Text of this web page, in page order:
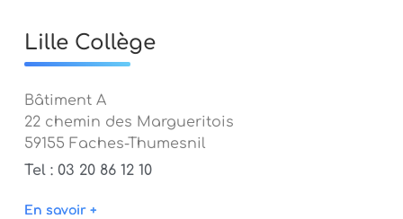
Lille Collège
Bâtiment A
22 chemin des Margueritois
59155 Faches-Thumesnil
Tel : 03 20 86 12 10
En savoir +